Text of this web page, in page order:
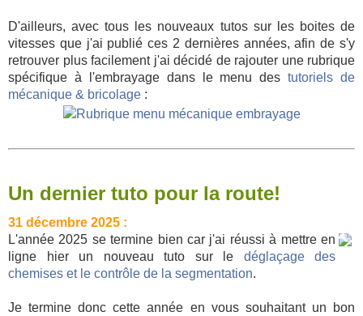
D'ailleurs, avec tous les nouveaux tutos sur les boites de
vitesses que j'ai publié ces 2 dernières années, afin de s'y
retrouver plus facilement j'ai décidé de rajouter une rubrique
spécifique à l'embrayage dans le menu destutoriels de
mécanique & bricolage :
Un dernier tuto pour la route!
31 décembre 2025 :
L'année 2025 se termine bien car j'ai réussi à mettre en
ligne hier un nouveau tuto sur le déglaçage des
chemises et le contrôle de la segmentation.
Je termine donc cette année en vous souhaitant un bon